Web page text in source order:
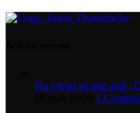
Nu vreau să mai aud
1